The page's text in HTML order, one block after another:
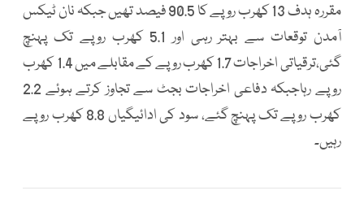
مقررہ ہدف 13 کھرب روپے کا 90.5 فیصد تھیں جبکہ نان ٹیکس
آمدن توقعات سے بہتر رہی اور 5.1 کھرب روپے تک پہنچ
گئی،ترقیاتی اخراجات 1.7 کھرب روپے کے مقابلے میں 1.4 کھرب
روپے رہاجبکہ دفاعی اخراجات بجٹ سے تجاوز کرتے ہوئے 2.2
کھرب روپے تک پہنچ گئے، سود کی ادائیگیاں 8.8 کھرب روپے
رہیں۔